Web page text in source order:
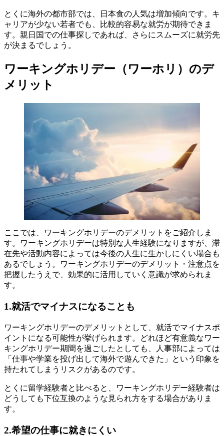
とくに海外の都市部では、日本食の人気は増加傾向です。キ
ャリアが少ない若者でも、比較的容易な就労が期待できま
す。親日国での仕事探しであれば、さらにスムーズに就労先
が決まるでしょう。
ワーキングホリデー（ワーホリ）のデ
メリット
ここでは、ワーキングホリデーのデメリットをご紹介しま
す。ワーキングホリデーは特別な人生経験になりますが、滞
在先や活動内容によっては今後の人生に生かしにくい場合も
あるでしょう。ワーキングホリデーのデメリット・注意点を
把握したうえで、効果的に活用していく意識が求められま
す。
1.就活でマイナスになることも
ワーキングホリデーのデメリットとして、就活でマイナスポ
イントになる可能性が挙げられます。どれほど有意義なワー
キングホリデー期間を過ごしたとしても、人事部によっては
「仕事や学業を投げ出して海外で遊んできた」という印象を
持たれてしまうリスクがあるのです。
とくに留学経験者と比べると、ワーキングホリデー経験者は
どうしても下位互換のような見られ方をする場合がありま
す。
2.希望の仕事に就きにくい